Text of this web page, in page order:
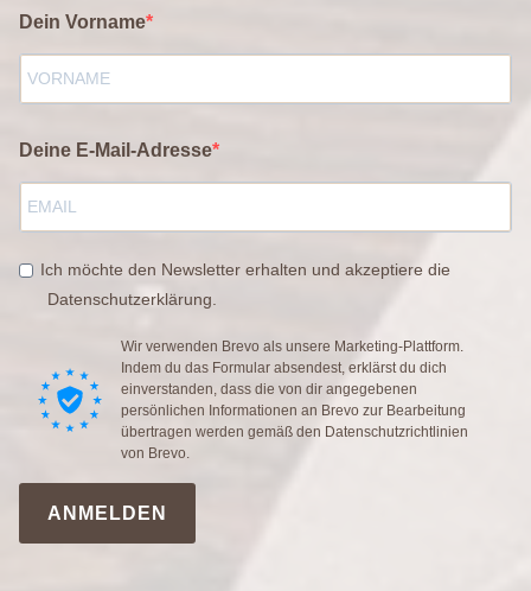
Dein Vorname
Deine E-Mail-Adresse
Ich möchte den Newsletter erhalten und akzeptiere die
Datenschutzerklärung.
Wir verwenden Brevo als unsere Marketing-Plattform.
Indem du das Formular absendest, erklärst du dich
einverstanden, dass die von dir angegebenen
persönlichen Informationen an Brevo zur Bearbeitung
übertragen werden gemäß den Datenschutzrichtlinien
von Brevo.
ANMELDEN